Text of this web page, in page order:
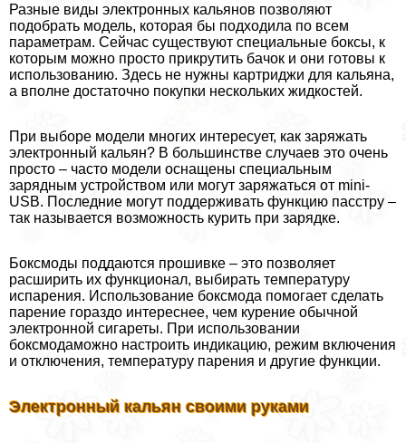
Разные виды электронных кальянов позволяют
подобрать модель, которая бы подходила по всем
параметрам. Сейчас существуют специальные боксы, к
которым можно просто прикрутить бачок и они готовы к
использованию. Здесь не нужны картриджи для кальяна,
а вполне достаточно покупки нескольких жидкостей.
При выборе модели многих интересует, как заряжать
электронный кальян? В большинстве случаев это очень
просто – часто модели оснащены специальным
зарядным устройством или могут заряжаться от mini-
USB. Последние могут поддерживать функцию пасстру –
так называется возможность курить при зарядке.
Боксмоды поддаются прошивке – это позволяет
расширить их функционал, выбирать температуру
испарения. Использование боксмода помогает сделать
парение гораздо интереснее, чем курение обычной
электронной сигареты. При использовании
боксмодаможно настроить индикацию, режим включения
и отключения, температуру парения и другие функции.
Электронный кальян своими руками